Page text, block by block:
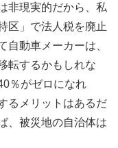
非現実的だから、私
区」で法人税を廃止
自動車メーカーは、
転するかもしれな
％がゼロになれ
るメリットはあるだ
、被災地の自治体は